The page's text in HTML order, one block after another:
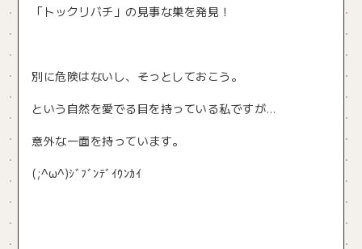
「トックリバチ」の見事な巣を発見！
別に危険はないし、そっとしておこう。
という自然を愛でる目を持っている私ですが…
意外な一面を持っています。
(;^ω^)ｼﾞﾌﾞﾝﾃﾞｲｳﾝｶｲ